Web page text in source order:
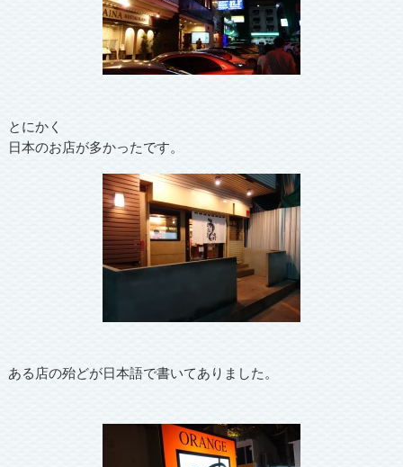
とにかく
日本のお店が多かったです。
ある店の殆どが日本語で書いてありました。